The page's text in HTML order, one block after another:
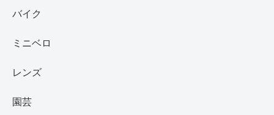
バイク
ミニベロ
レンズ
園芸